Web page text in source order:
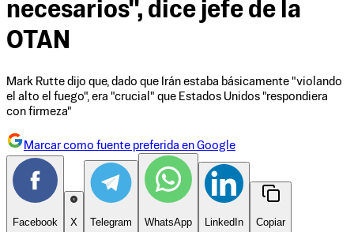
necesarios", dice jefe de la
OTAN
Mark Rutte dijo que, dado que Irán estaba básicamente "violando
el alto el fuego", era "crucial" que Estados Unidos "respondiera
con firmeza"
Marcar como fuente preferida en Google
Facebook X Telegram WhatsApp LinkedIn Copiar